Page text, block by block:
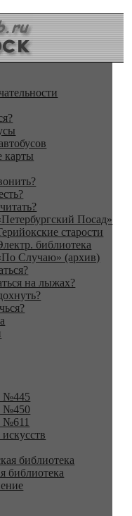
карты
Посад»
старости
библиотека
Случаю» (архив)
на лыжах?
№445
№450
№611
библиотека
библиотека